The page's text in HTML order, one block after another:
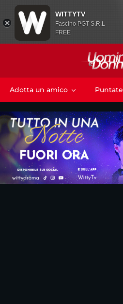
Adotta un amico Puntate
WITTYTV
Fascino PGT S.R.L
FREE